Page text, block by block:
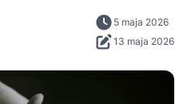
5 maja 2026
13 maja 2026